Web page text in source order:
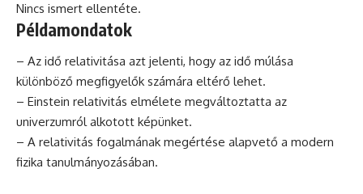
Nincs ismert ellentéte.
Példamondatok
– Az idő relativitása azt jelenti, hogy az idő múlása
különböző megfigyelők számára eltérő lehet.
– Einstein relativitás elmélete megváltoztatta az
univerzumról alkotott képünket.
– A relativitás fogalmának megértése alapvető a modern
fizika tanulmányozásában.